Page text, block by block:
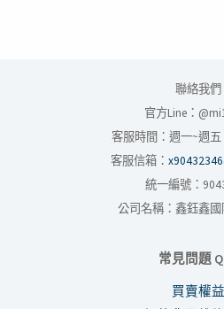
聯絡我們
官方Line：
客服時間：週一~週五
客服信箱：
統一編號：
公司名稱：鑫鈺鑫國
常見問題
買賣權益